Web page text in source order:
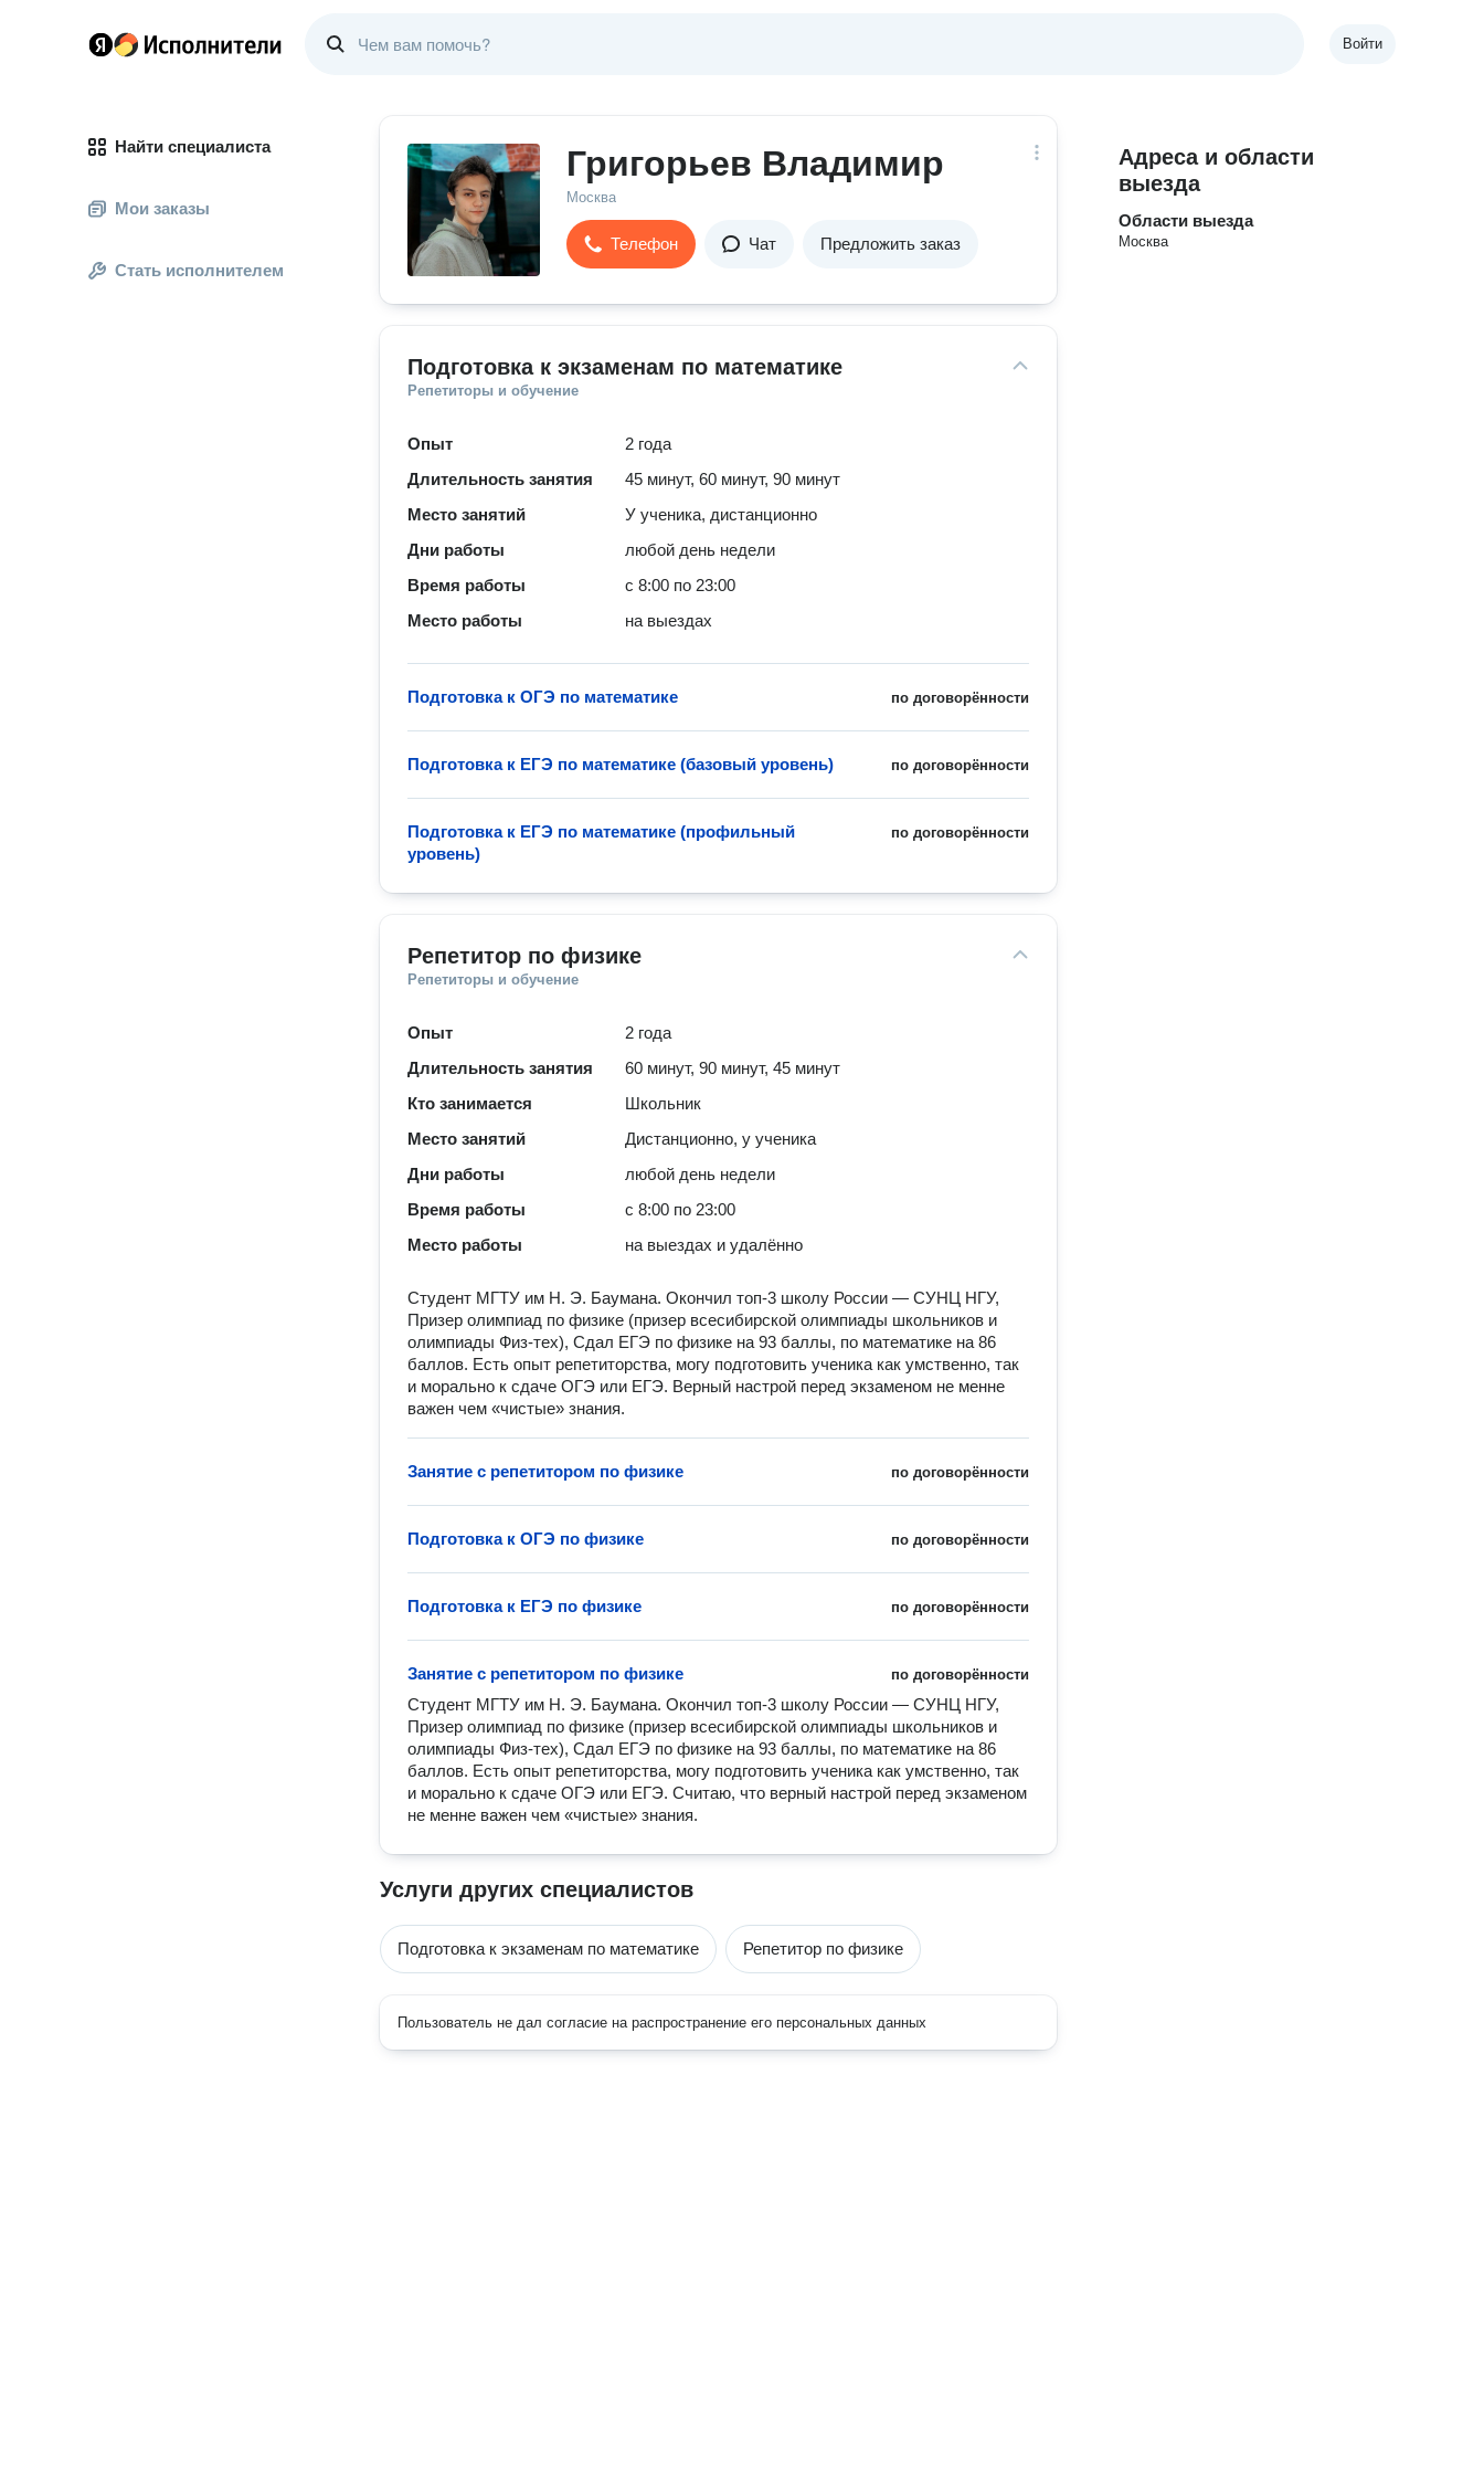
Войти
Найти специалиста
Мои заказы
Стать исполнителем
Григорьев Владимир
Москва
Телефон Чат Предложить заказ
Подготовка к экзаменам по математике
Репетиторы и обучение
Опыт
2 года
Длительность занятия
45 минут, 60 минут, 90 минут
Место занятий
У ученика, дистанционно
Дни работы
любой день недели
Время работы
с 8:00 по 23:00
Место работы
на выездах
по договорённости
Подготовка к ОГЭ по математике
по договорённости
Подготовка к ЕГЭ по математике (базовый уровень)
по договорённости
Подготовка к ЕГЭ по математике (профильный
уровень)
Репетитор по физике
Репетиторы и обучение
Опыт
2 года
Длительность занятия
60 минут, 90 минут, 45 минут
Кто занимается
Школьник
Место занятий
Дистанционно, у ученика
Дни работы
любой день недели
Время работы
с 8:00 по 23:00
Место работы
на выездах и удалённо
Студент МГТУ им Н. Э. Баумана. Окончил топ-3 школу России — СУНЦ НГУ,
Призер олимпиад по физике (призер всесибирской олимпиады школьников и
олимпиады Физ-тех), Сдал ЕГЭ по физике на 93 баллы, по математике на 86
баллов. Есть опыт репетиторства, могу подготовить ученика как умственно, так
и морально к сдаче ОГЭ или ЕГЭ. Верный настрой перед экзаменом не менне
важен чем «чистые» знания.
по договорённости
Занятие с репетитором по физике
по договорённости
Подготовка к ОГЭ по физике
по договорённости
Подготовка к ЕГЭ по физике
по договорённости
Занятие с репетитором по физике
Студент МГТУ им Н. Э. Баумана. Окончил топ-3 школу России — СУНЦ НГУ,
Призер олимпиад по физике (призер всесибирской олимпиады школьников и
олимпиады Физ-тех), Сдал ЕГЭ по физике на 93 баллы, по математике на 86
баллов. Есть опыт репетиторства, могу подготовить ученика как умственно, так
и морально к сдаче ОГЭ или ЕГЭ. Считаю, что верный настрой перед экзаменом
не менне важен чем «чистые» знания.
Услуги других специалистов
Подготовка к экзаменам по математике Репетитор по физике
Пользователь не дал согласие на распространение его персональных данных
Адреса и области
выезда
Области выезда
Москва